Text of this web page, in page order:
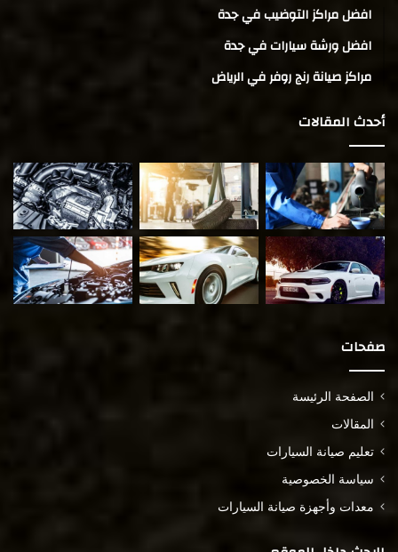
افضل مراكز التوضيب في جدة
افضل ورشة سيارات في جدة
مراكز صيانة رنج روفر في الرياض
أحدث المقالات
صفحات
الصفحة الرئيسة
المقالات
تعليم صيانة السيارات
سياسة الخصوصية
معدات وأجهزة صيانة السيارات